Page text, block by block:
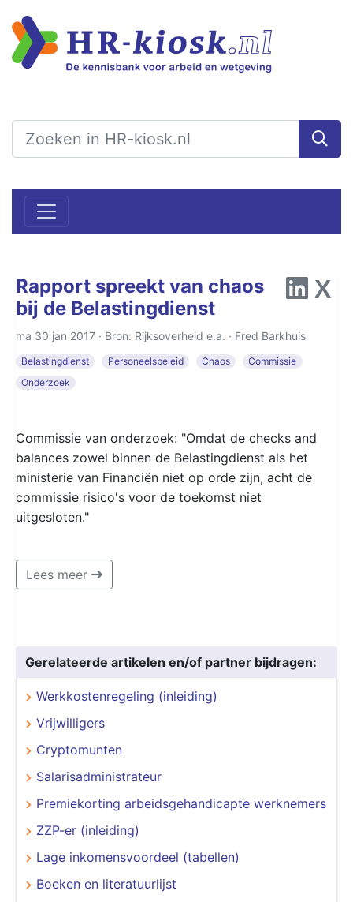
Rapport spreekt van chaos
bij de Belastingdienst
ma 30 jan 2017 · Bron: Rijksoverheid e.a. · Fred Barkhuis
Belastingdienst Personeelsbeleid Chaos
Commissie
Onderzoek
Commissie van onderzoek: "Omdat de checks and
balances zowel binnen de Belastingdienst als het
ministerie van Financiën niet op orde zijn, acht de
commissie risico's voor de toekomst niet
uitgesloten."
Lees meer
Gerelateerde artikelen en/of partner bijdragen:
Werkkostenregeling (inleiding)
Vrijwilligers
Cryptomunten
Salarisadministrateur
Premiekorting arbeidsgehandicapte werknemers
ZZP-er (inleiding)
Lage inkomensvoordeel (tabellen)
Boeken en literatuurlijst